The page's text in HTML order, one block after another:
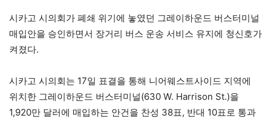
시카고 시의회가 폐쇄 위기에 놓였던 그레이하운드 버스터미널
매입안을 승인하면서 장거리 버스 운송 서비스 유지에 청신호가
켜졌다.
시카고 시의회는 17일 표결을 통해 니어웨스트사이드 지역에
위치한 그레이하운드 버스터미널(630 W. Harrison St.)을
1,920만 달러에 매입하는 안건을 찬성 38표, 반대 10표로 통과